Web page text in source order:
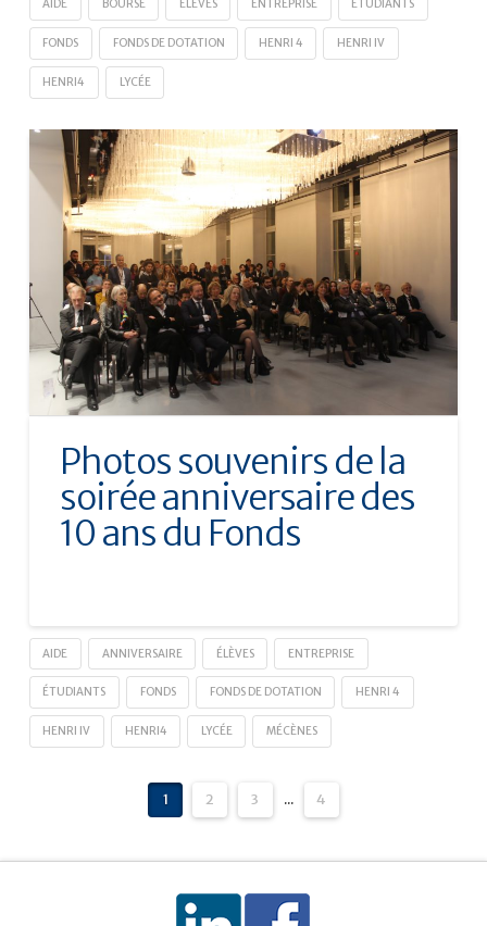
AIDE BOURSE ÉLÈVES ENTREPRISE ÉTUDIANTS
FONDS FONDS DE DOTATION HENRI 4 HENRI IV
HENRI4 LYCÉE
Photos souvenirs de la
soirée anniversaire des
10 ans du Fonds
AIDE ANNIVERSAIRE ÉLÈVES ENTREPRISE
ÉTUDIANTS FONDS FONDS DE DOTATION HENRI 4
HENRI IV HENRI4 LYCÉE MÉCÈNES
1 2 3 ... 4